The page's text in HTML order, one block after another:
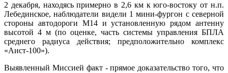
2 декабря, находясь примерно в 2,6 км к юго-востоку от н.п.
Лебединское, наблюдатели видели 1 мини-фургон с северной
стороны автодороги М14 и установленную рядом антенну
высотой 4 м (по оценке, часть системы управления БПЛА
среднего радиуса действия; предположительно комплекс
«Аист-100»).
Выявленный Миссией факт - прямое доказательство того, что